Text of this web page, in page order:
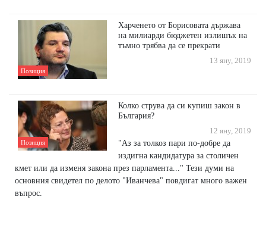
Позиция
Харченето от Борисовата държава
на милиарди бюджетен излишък на
тъмно трябва да се прекрати
13 яну, 2019
Позиция
Колко струва да си купиш закон в
България?
12 яну, 2019
"Аз за толкоз пари по-добре да
издигна кандидатура за столичен
кмет или да изменя закона през парламента..." Тези думи на
основния свидетел по делото "Иванчева" повдигат много важен
въпрос.